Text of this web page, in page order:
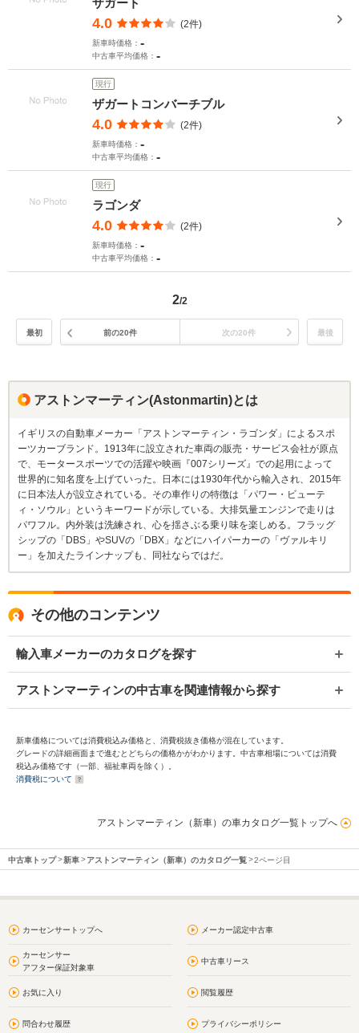
ザガート
4.0 (2件)
新車時価格： -
中古車平均価格： -
現行
ザガートコンバーチブル
4.0 (2件)
新車時価格： -
中古車平均価格： -
現行
ラゴンダ
4.0 (2件)
新車時価格： -
中古車平均価格： -
2/2
最初 前の20件 次の20件 最後
アストンマーティン(Astonmartin)とは
イギリスの自動車メーカー「アストンマーティン・ラゴンダ」によるスポ
ーツカーブランド。1913年に設立された車両の販売・サービス会社が原点
で、モータースポーツでの活躍や映画『007シリーズ』での起用によって
世界的に知名度を上げていった。日本には1930年代から輸入され、2015年
に日本法人が設立されている。その車作りの特徴は「パワー・ビューテ
ィ・ソウル」というキーワードが示している。大排気量エンジンで走りは
パワフル。内外装は洗練され、心を揺さぶる乗り味を楽しめる。フラッグ
シップの「DBS」やSUVの「DBX」などにハイパーカーの「ヴァルキリ
ー」を加えたラインナップも、同社ならではだ。
その他のコンテンツ
輸入車メーカーのカタログを探す
アストンマーティンの中古車を関連情報から探す
新車価格については消費税込み価格と、消費税抜き価格が混在しています。
グレードの詳細画面まで進むとどちらの価格かがわかります。中古車相場については消費
税込み価格です（一部、福祉車両を除く）。
消費税について
アストンマーティン（新車）の車カタログ一覧トップへ
中古車トップ 新車 アストンマーティン（新車）のカタログ一覧 2ページ目
カーセンサートップへ メーカー認定中古車
カーセンサー
アフター保証対象車
中古車リース
お気に入り 閲覧履歴
問合わせ履歴 プライバシーポリシー